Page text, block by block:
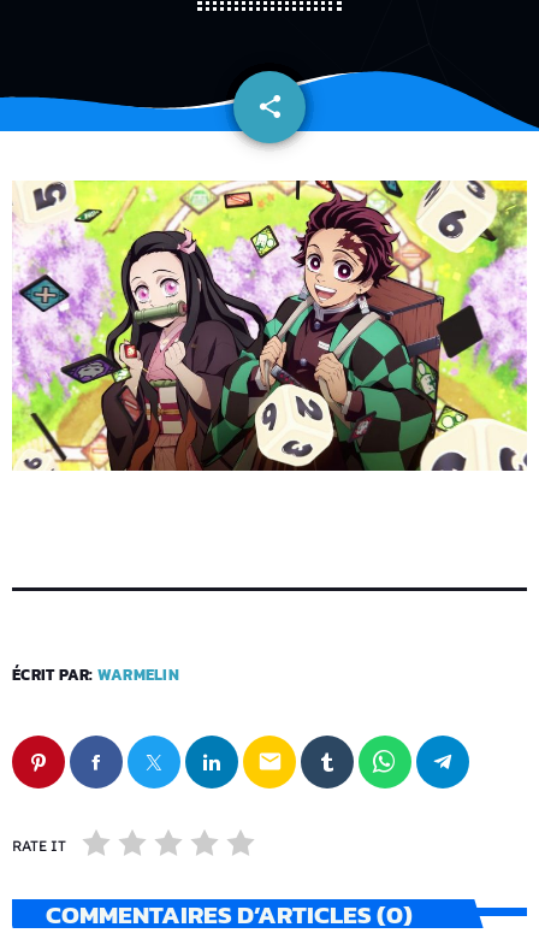
share
email
ÉCRIT PAR: WARMELIN
email
RATE IT
COMMENTAIRES D’ARTICLES (0)